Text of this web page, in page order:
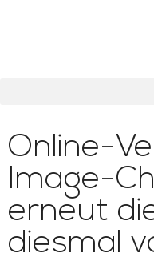
Online-
Image-
erneut
diesmal